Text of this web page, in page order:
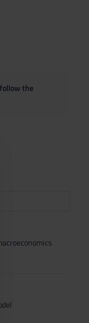
the